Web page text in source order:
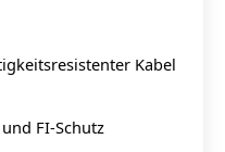
Kabel
FI-Schutz